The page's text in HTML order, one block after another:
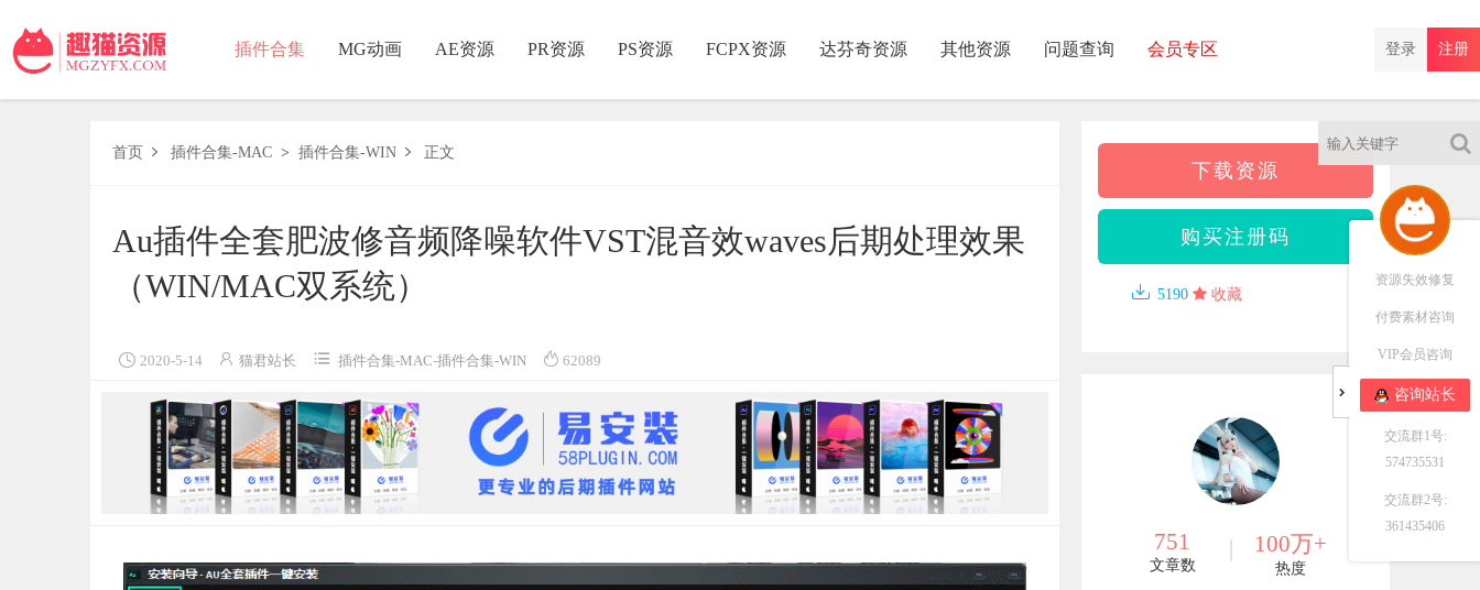
插件合集 MG动画 AE资源 PR资源 PS资源 FCPX资源 达芬奇资源 其他资源 问题查询 会员专区 注册
登录
首页  插件合集-MAC > 插件合集-WIN  正文
Au插件全套肥波修音频降噪软件VST混音效waves后期处理效果
（WIN/MAC双系统）
 2020-5-14  猫君站长  插件合集-MAC-插件合集-WIN  62089
下载资源
购买注册码
 5190 收藏
751
文章数
100万+
热度
资源失效修复
付费素材咨询
VIP会员咨询
咨询站长
交流群1号:
574735531
交流群2号:
361435406